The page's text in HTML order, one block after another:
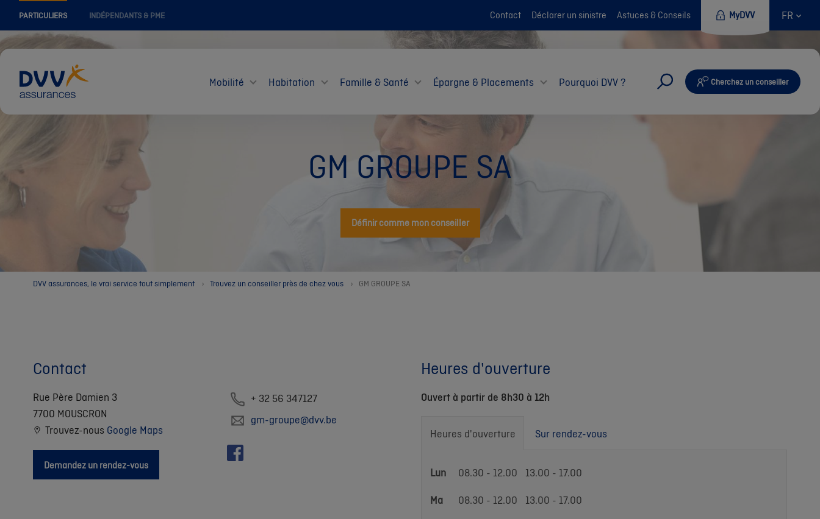
PARTICULIERS INDÉPENDANTS & PME Contact Déclarer un sinistre Astuces & Conseils MyDVV FR
Mobilité Habitation Famille & Santé Épargne & Placements Pourquoi DVV ? Cherchez un conseiller
GM GROUPE SA
Définir comme mon conseiller
DVV assurances, le vrai service tout simplement Trouvez un conseiller près de chez vous GM GROUPE SA
Contact
Rue Père Damien 3
7700 MOUSCRON
Trouvez-nous Google Maps
Demandez un rendez-vous
+ 32 56 347127
gm-groupe@dvv.be
Heures d'ouverture
Ouvert à partir de 8h30 à 12h
Heures d'ouverture Sur rendez-vous
Heures
Lun 08.30 - 12.00
13.00 - 17.00
Ma
08.30 - 12.00
13.00 - 17.00